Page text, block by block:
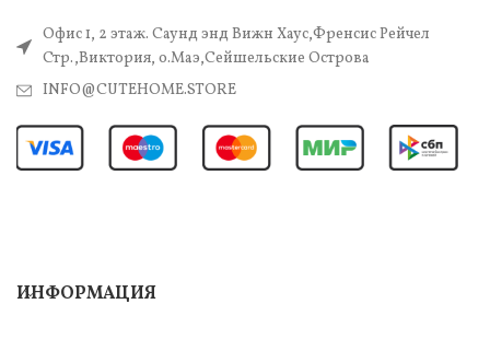
Офис 1, 2 этаж. Саунд энд Вижн Хаус,Френсис Рейчел
Стр.,Виктория, о.Маэ,Сейшельские Острова
INFO@CUTEHOME.STORE
ИНФОРМАЦИЯ